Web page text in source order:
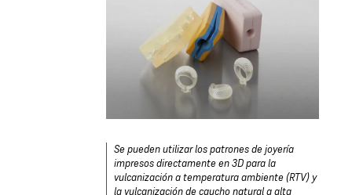
Se pueden utilizar los patrones de joyería
impresos directamente en 3D para la
vulcanización a temperatura ambiente (RTV) y
la vulcanización de caucho natural a alta